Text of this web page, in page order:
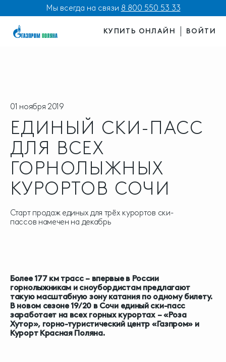
Мы всегда на связи 8 800 550 53 33
КУПИТЬ ОНЛАЙН ВОЙТИ
01 ноября 2019
ЕДИНЫЙ СКИ-ПАСС
ДЛЯ ВСЕХ
ГОРНОЛЫЖНЫХ
КУРОРТОВ СОЧИ
Старт продаж единых для трёх курортов ски-
пассов намечен на декабрь
Более 177 км трасс – впервые в России
горнолыжникам и сноубордистам предлагают
такую масштабную зону катания по одному билету.
В новом сезоне 19/20 в Сочи единый ски-пасс
заработает на всех горных курортах – «Роза
Хутор», горно-туристический центр «Газпром» и
Курорт Красная Поляна.